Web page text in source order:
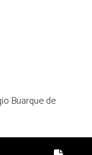
Buarque de